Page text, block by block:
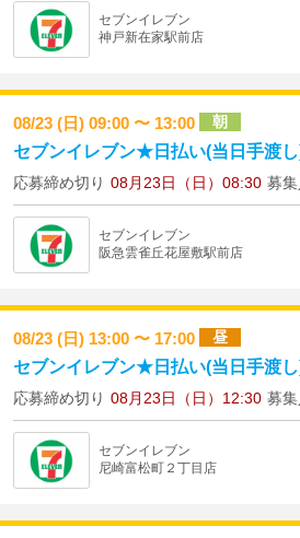
セブンイレブン
神戸新在家駅前店
08/23 (日) 09:00 〜 13:00 朝
セブンイレブン★日払い(当日手渡
応募締め切り 08月23日（日）08:30 募
セブンイレブン
阪急雲雀丘花屋敷駅前店
08/23 (日) 13:00 〜 17:00 昼
セブンイレブン★日払い(当日手渡
応募締め切り 08月23日（日）12:30 募
セブンイレブン
尼崎富松町２丁目店